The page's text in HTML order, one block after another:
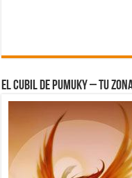
El Cubil de Pumuky – Tu